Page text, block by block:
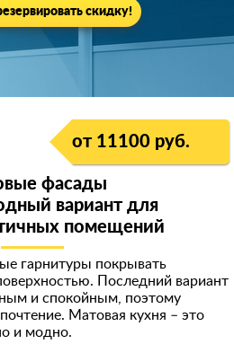
скидку!
от 11100 руб.
фасады
вариант для
помещений
гарнитуры покрывать
Последний вариант
и спокойным, поэтому
Матовая кухня – это
и модно.